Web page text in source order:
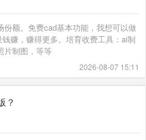
额。免费cad基本功能，我想可以做
赚，赚得更多。培育收费工具：ai制
片制图，等等
2026-08-07 15:11
？